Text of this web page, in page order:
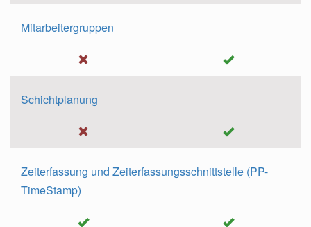
Mitarbeitergruppen
Schichtplanung
Zeiterfassung und Zeiterfassungsschnittstelle (PP-
TimeStamp)